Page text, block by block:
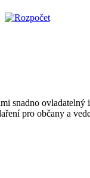
snadno ovladatelný
pro občany a